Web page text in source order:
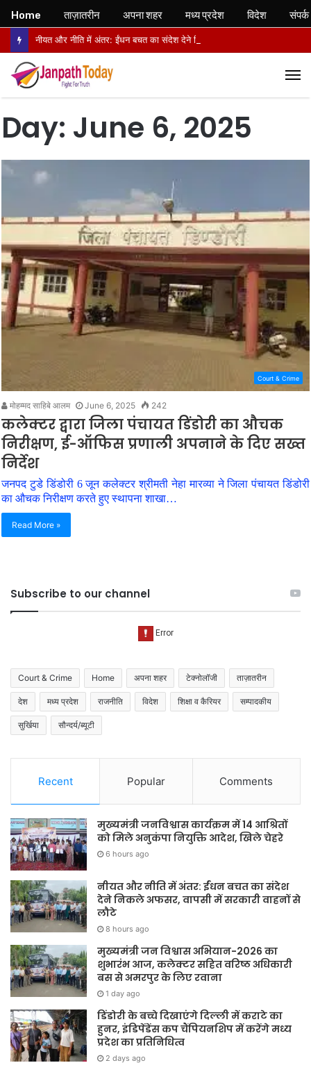
Day: June 6, 2025
Court & Crime
मोहम्मद साहिबे आलम June 6, 2025 242
कलेक्टर द्वारा जिला पंचायत डिंडोरी का औचक
निरीक्षण, ई-ऑफिस प्रणाली अपनाने के दिए सख्त
निर्देश
जनपद टुडे डिंडोरी 6 जून कलेक्टर श्रीमती नेहा मारव्या ने जिला पंचायत डिंडोरी
का औचक निरीक्षण करते हुए स्थापना शाखा…
Read More »
Subscribe to our channel
Court & Crime Home अपना शहर टेक्नोलॉजी ताज़ातरीन
देश मध्य प्रदेश राजनीति विदेश शिक्षा व कैरियर सम्पादकीय
सुर्खिया सौन्दर्य/ब्यूटी
Recent Popular Comments
मुख्यमंत्री जनविश्वास कार्यक्रम में 14 आश्रितों
को मिले अनुकंपा नियुक्ति आदेश, खिले चेहरे
6 hours ago
नीयत और नीति में अंतर: ईंधन बचत का संदेश
देने निकले अफसर, वापसी में सरकारी वाहनों से
लौटे
8 hours ago
मुख्यमंत्री जन विश्वास अभियान-2026 का
शुभारंभ आज, कलेक्टर सहित वरिष्ठ अधिकारी
बस से अमरपुर के लिए रवाना
1 day ago
डिंडोरी के बच्चे दिखाएंगे दिल्ली में कराटे का
हुनर, इंडिपेंडेंस कप चैंपियनशिप में करेंगे मध्य
प्रदेश का प्रतिनिधित्व
2 days ago
Home ताज़ातरीन अपना शहर मध्य प्रदेश विदेश संपर्क